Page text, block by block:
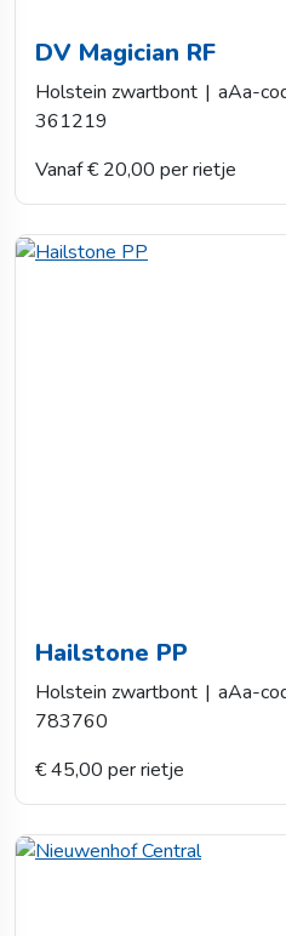
DV Magician RF
Holstein zwartbont | aAa-
361219
Vanaf € 20,00 per rietje
Hailstone PP
Holstein zwartbont | aAa-
783760
€ 45,00 per rietje